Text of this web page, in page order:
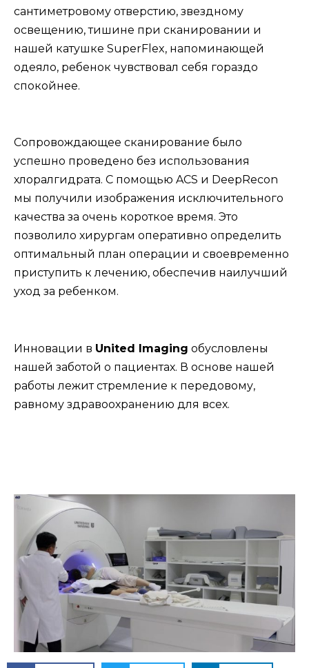
сантиметровому отверстию, звездному
освещению, тишине при сканировании и
нашей катушке SuperFlex, напоминающей
одеяло, ребенок чувствовал себя гораздо
спокойнее.
Сопровождающее сканирование было
успешно проведено без использования
хлоралгидрата. С помощью ACS и DeepRecon
мы получили изображения исключительного
качества за очень короткое время. Это
позволило хирургам оперативно определить
оптимальный план операции и своевременно
приступить к лечению, обеспечив наилучший
уход за ребенком.
Инновации в United Imaging обусловлены
нашей заботой о пациентах. В основе нашей
работы лежит стремление к передовому,
равному здравоохранению для всех.